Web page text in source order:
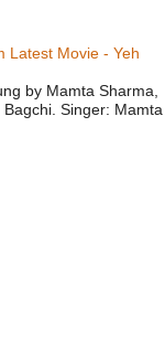
Latest Movie - Yeh
by Mamta Sharma,
Singer: Mamta